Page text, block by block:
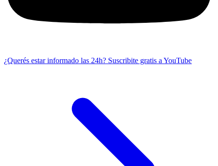
¿Querés estar informado las 24h? Suscribite gratis a YouTube